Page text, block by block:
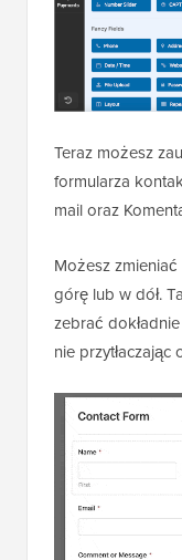
Teraz możesz
formularza
mail oraz
Możesz
górę lub w dół.
zebrać
nie przytłaczając